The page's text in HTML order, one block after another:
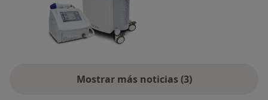
Mostrar más noticias (3)